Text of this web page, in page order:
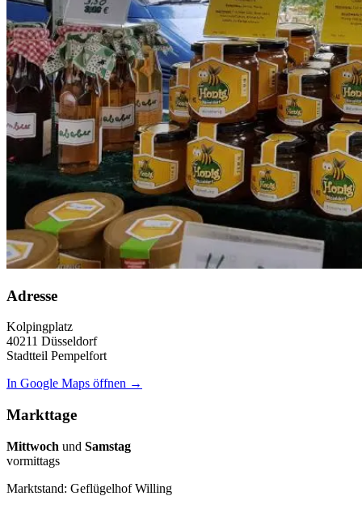
Adresse
Kolpingplatz
40211 Düsseldorf
Stadtteil Pempelfort
In Google Maps öffnen →
Markttage
Mittwoch und Samstag
vormittags
Marktstand: Geflügelhof Willing